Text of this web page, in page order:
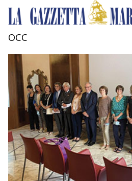
MOBILITÀ
INDUSTRIA
RICERCA
ECONOMIA
TURISMO
OCC